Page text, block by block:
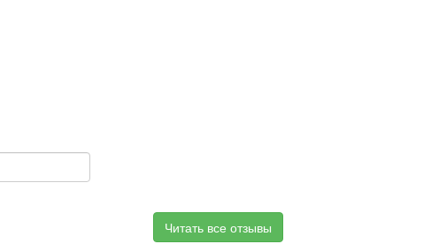
Читать все отзывы